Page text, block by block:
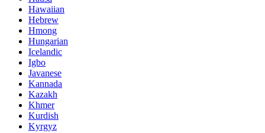
Hawaiian
Hebrew
Hmong
Hungarian
Icelandic
Igbo
Javanese
Kannada
Kazakh
Khmer
Kurdish
Kyrgyz